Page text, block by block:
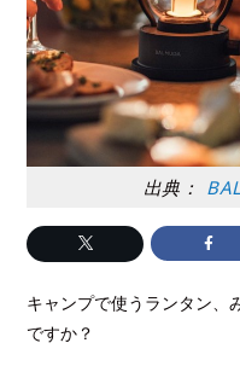
出典：
キャンプで使うランタン、
ですか？